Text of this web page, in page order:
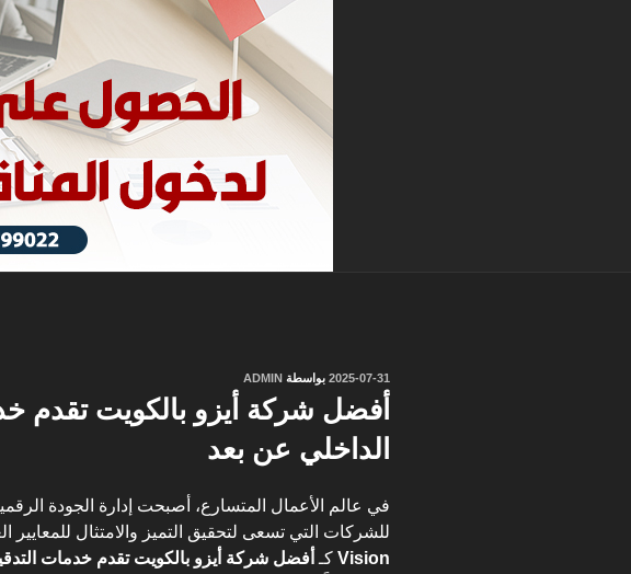
نُشر
في
2025-07-31 بواسطة ADMIN
أفضل شركة أيزو بالكويت تقدم
الداخلي عن بعد
في عالم الأعمال المتسارع، أصبحت إدارة الجودة
للشركات التي تسعى لتحقيق التميز والامتثال للمعايير
Vision كـ أفضل شركة أيزو بالكويت تقدم خدمات